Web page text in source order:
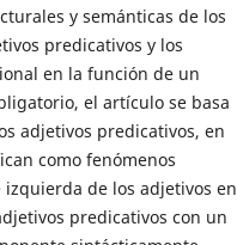
y semánticas de los
predicativos y los
en la función de un
el artículo se basa
adjetivos predicativos, en
como fenómenos
de los adjetivos en
predicativos con un